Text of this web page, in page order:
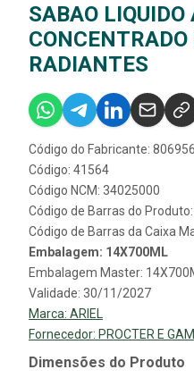
SABAO
CONCENTRADO
RADIANTES
Código do Fabricante:
Código: 41564
Código NCM: 34025000
Código de Barras do
Código de Barras da Caixa
Embalagem: 14X700ML
Embalagem Master:
Validade: 30/11/2027
Marca: ARIEL
Fornecedor: PROCTER E
Dimensões do Produto